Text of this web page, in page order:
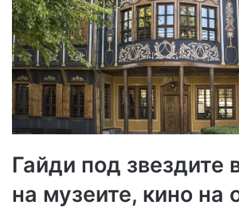
Гайди под звездите
на музеите, кино на